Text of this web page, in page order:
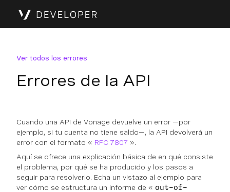
Ver todos los errores
Errores de la API
Cuando una API de Vonage devuelve un error —por
ejemplo, si tu cuenta no tiene saldo—, la API devolverá un
error con el formato « RFC 7807 ».
Aquí se ofrece una explicación básica de en qué consiste
el problema, por qué se ha producido y los pasos a
seguir para resolverlo. Echa un vistazo al ejemplo para
ver cómo se estructura un informe de « out-of-